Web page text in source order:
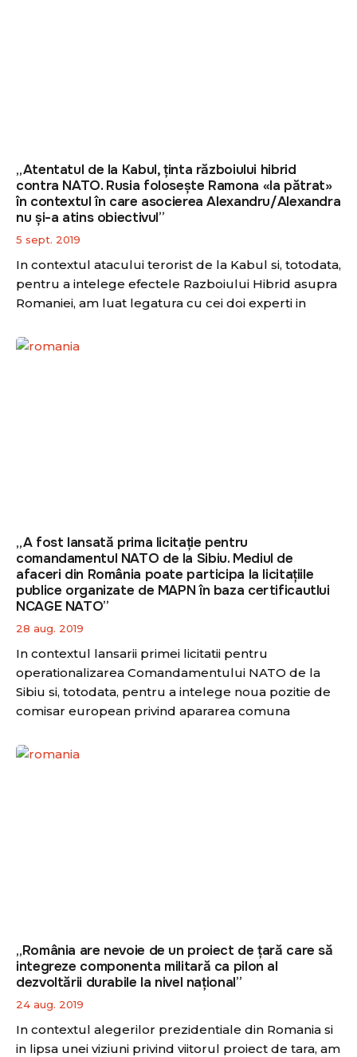
„Atentatul de la Kabul, ținta războiului hibrid
contra NATO. Rusia folosește Ramona «la pătrat»
în contextul în care asocierea Alexandru/Alexandra
nu și-a atins obiectivul”
5 sept. 2019
In contextul atacului terorist de la Kabul si, totodata,
pentru a intelege efectele Razboiului Hibrid asupra
Romaniei, am luat legatura cu cei doi experti in
„A fost lansată prima licitație pentru
comandamentul NATO de la Sibiu. Mediul de
afaceri din România poate participa la licitațiile
publice organizate de MAPN în baza certificautlui
NCAGE NATO”
28 aug. 2019
In contextul lansarii primei licitatii pentru
operationalizarea Comandamentului NATO de la
Sibiu si, totodata, pentru a intelege noua pozitie de
comisar european privind apararea comuna
„România are nevoie de un proiect de țară care să
integreze componenta militară ca pilon al
dezvoltării durabile la nivel național”
24 aug. 2019
In contextul alegerilor prezidentiale din Romania si
in lipsa unei viziuni privind viitorul proiect de tara, am